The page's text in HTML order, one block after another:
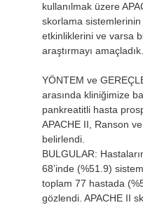
kullanılmak üzere
skorlama
etkinliklerini ve varsa
araştırmayı amaçladık.
YÖNTEM ve
arasında kliniğimize
pankreatitli hasta
APACHE II, Ranson
belirlendi.
BULGULAR:
68’inde (%51.9)
toplam 77 hastada
gözlendi. APACHE II